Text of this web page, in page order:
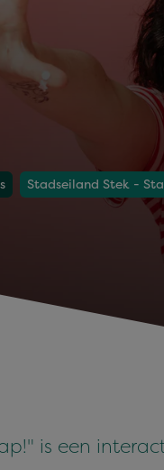
Stadseiland Stek -
is een